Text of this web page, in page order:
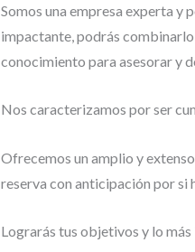
Somos una empresa experta y
impactante, podrás
conocimiento para asesorar y
Nos caracterizamos por ser
Ofrecemos un amplio y
reserva con anticipación por si
Lograrás tus objetivos y lo